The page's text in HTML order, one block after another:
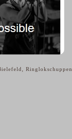
Ringlokschuppen